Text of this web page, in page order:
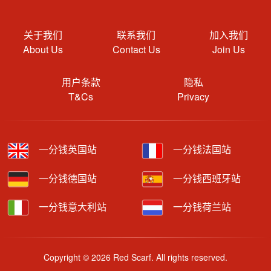
关于我们
About Us
联系我们
Contact Us
加入我们
Join Us
用户条款
T&Cs
隐私
Privacy
一分钱英国站 一分钱法国站
一分钱德国站 一分钱西班牙站
一分钱意大利站 一分钱荷兰站
Copyright © 2026 Red Scarf. All rights reserved.